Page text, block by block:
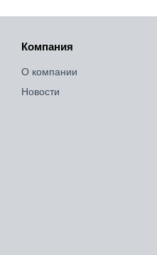
Компания
О компании
Новости